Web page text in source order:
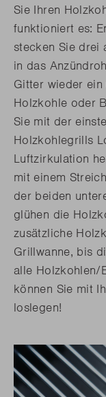
Sie Ihren
funktioniert es:
stecken Sie drei
in das
Gitter wieder ein
Holzkohle oder
Sie mit der
Holzkohlegrills
Luftzirkulation
mit einem
der beiden
glühen die
zusätzliche
Grillwanne, bis
alle Holzkohlen/
können Sie mit
loslegen!